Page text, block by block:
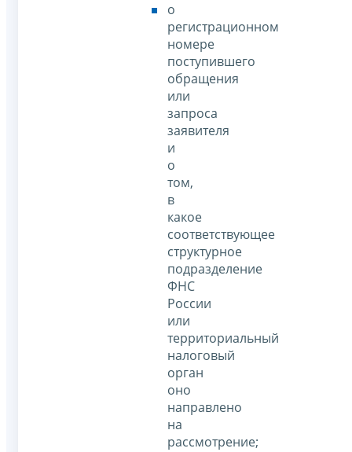
о
регистрационном
номере
поступившего
обращения
или
запроса
заявителя
и
о
том,
в
какое
соответствующее
структурное
подразделение
ФНС
России
или
территориальный
налоговый
орган
оно
направлено
на
рассмотрение;